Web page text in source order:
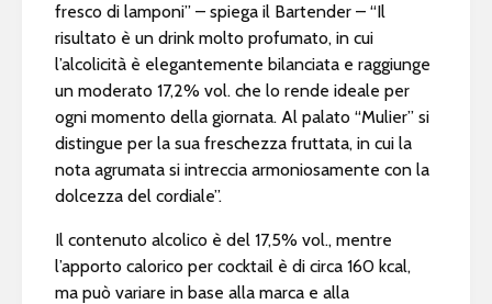
fresco di lamponi” – spiega il Bartender – “Il
risultato è un drink molto profumato, in cui
l’alcolicità è elegantemente bilanciata e raggiunge
un moderato 17,2% vol. che lo rende ideale per
ogni momento della giornata. Al palato “Mulier” si
distingue per la sua freschezza fruttata, in cui la
nota agrumata si intreccia armoniosamente con la
dolcezza del cordiale”.
Il contenuto alcolico è del 17,5% vol., mentre
l’apporto calorico per cocktail è di circa 160 kcal,
ma può variare in base alla marca e alla